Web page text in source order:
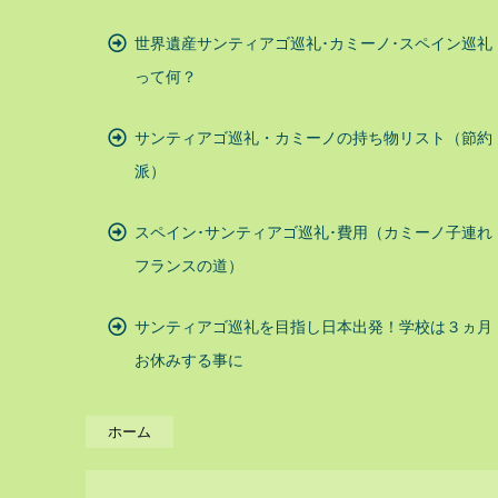
世界遺産サンティアゴ巡礼･カミーノ･スペイン巡礼
って何？
サンティアゴ巡礼・カミーノの持ち物リスト（節約
派）
スペイン･サンティアゴ巡礼･費用（カミーノ子連れ
フランスの道）
サンティアゴ巡礼を目指し日本出発！学校は３ヵ月
お休みする事に
ホーム